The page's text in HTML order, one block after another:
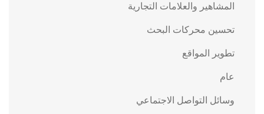
المشاهير والعلامات التجارية
تحسين محركات البحث
تطوير المواقع
عام
وسائل التواصل الاجتماعي